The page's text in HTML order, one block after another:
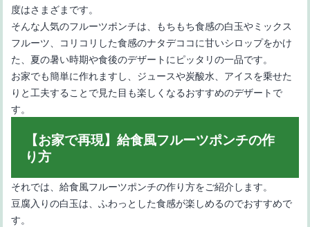
おいしくて人気のフルーツ飴の種類とフルーツ飴の作り方のコツ
【フルーツポンチの意味】フルーツパンチとの意味の違いを解説
度はさまざまです。
そんな人気のフルーツポンチは、もちもち食感の白玉やミックス
フルーツ、コリコリした食感のナタデココに甘いシロップをかけ
た、夏の暑い時期や食後のデザートにピッタリの一品です。
お家でも簡単に作れますし、ジュースや炭酸水、アイスを乗せた
りと工夫することで見た目も楽しくなるおすすめのデザートで
す。
【お家で再現】給食風フルーツポンチの作
り方
それでは、給食風フルーツポンチの作り方をご紹介します。
豆腐入りの白玉は、ふわっとした食感が楽しめるのでおすすめで
す。